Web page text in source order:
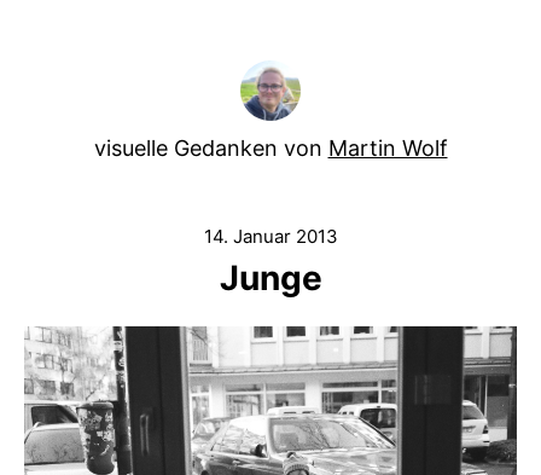
visuelle Gedanken von Martin Wolf
14. Januar 2013
Junge